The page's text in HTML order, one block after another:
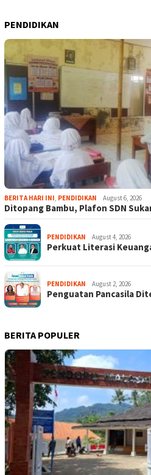
PENDIDIKAN
BERITA HARI INI, PENDIDIKAN August 6, 2026
Ditopang Bambu, Plafon SDN
PENDIDIKAN August 4, 2026
Perkuat Literasi
PENDIDIKAN August 2, 2026
Penguatan Pancasila
BERITA POPULER